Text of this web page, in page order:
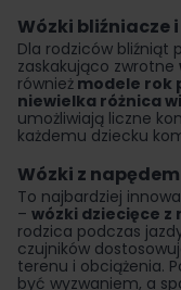
Wózki bliźniacze
Dla rodziców bliźniąt
zaskakująco zwrotne
również modele rok
niewielka różnica
umożliwiają liczne
każdemu dziecku
Wózki z
To najbardziej
– wózki dziecięce
rodzica podczas
czujników
terenu i obciążenia.
być wyzwaniem, a